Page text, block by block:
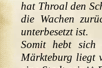
hat Throal den
die Wachen
unterbesetzt ist.
Somit hebt sich
Märkteburg liegt